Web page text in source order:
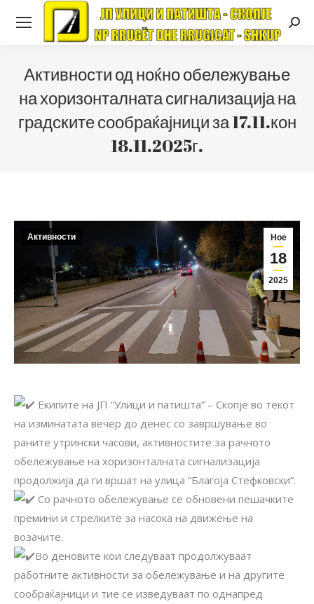
Активности од ноќно обележување
на хоризонталната сигнализација на
градските сообраќајници за 17.11.кон
18.11.2025г.
Ное
18
2025
Активности
Екипите на ЈП “Улици и патишта” – Скопје во текот
на изминатата вечер до денес со завршување во
раните утрински часови, активностите за рачното
обележување на хоризонталната сигнализација
продолжија да ги вршат на улица “Благоја Стефковски”.
Со рачното обележување се обновени пешачките
премини и стрелките за насока на движење на
возачите.
Во деновите кои следуваат продолжуваат
работните активности за обележување и на другите
сообраќајници и тие се изведуваат по однапред